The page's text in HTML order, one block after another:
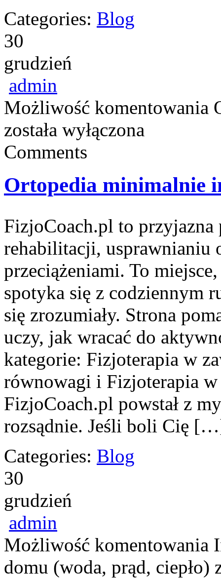
Categories: Blog
30
grudzień
admin
Możliwość komentowania
została wyłączona
Comments
Ortopedia minimalnie
FizjoCoach.pl to przyjazna
rehabilitacji, usprawnianiu
przeciążeniami. To
spotyka się z codziennym
się zrozumiały. Strona
uczy, jak wracać do
kategorie: Fizjoterapia w
równowagi i Fizjoterapia
FizjoCoach.pl powstał z
rozsądnie. Jeśli boli Cię
Categories: Blog
30
grudzień
admin
Możliwość komentowania
domu (woda, prąd, ciepło)